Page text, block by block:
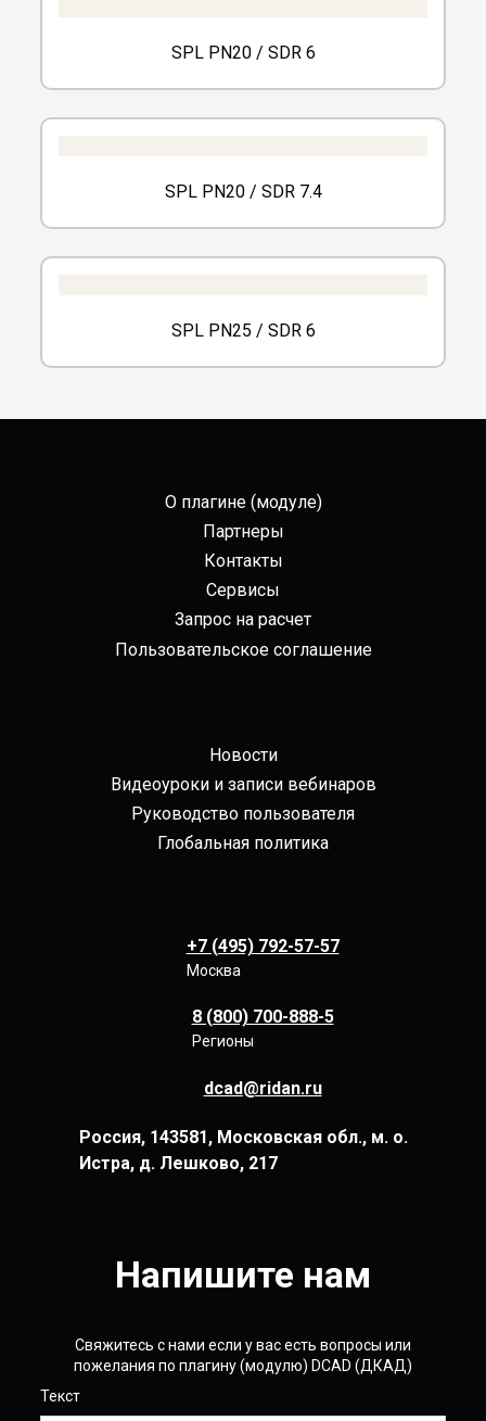
SPL PN20 / SDR 6
SPL PN20 / SDR 7.4
SPL PN25 / SDR 6
О плагине (модуле)
Партнеры
Контакты
Сервисы
Запрос на расчет
Пользовательское соглашение
Новости
Видеоуроки и записи вебинаров
Руководство пользователя
Глобальная политика
+7 (495) 792-57-57
Москва
8 (800) 700-888-5
Регионы
dcad@ridan.ru
Россия, 143581, Московская обл., м. о.
Истра, д. Лешково, 217
Напишите нам
Свяжитесь с нами если у вас есть вопросы или
пожелания по плагину (модулю) DCAD (ДКАД)
Текст